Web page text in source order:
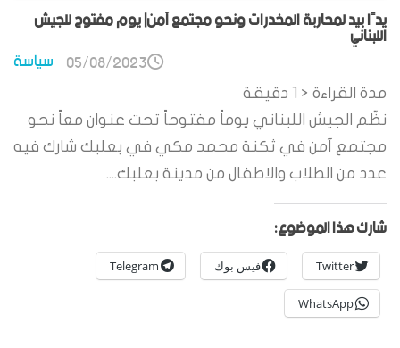
يدًا بيد لمحاربة المخدرات ونحو مجتمع آمن| يوم مفتوح للجيش
اللبناني
سياسة 05/08/2023
مدة القراءة < 1
دقيقة
نظّم الجيش اللبناني يوماً مفتوحاً تحت عنوان معاً نحو
مجتمع آمن في ثكنة محمد مكي في بعلبك شارك فيه
عدد من الطلاب والاطفال من مدينة بعلبك....
شارك هذا الموضوع:
Twitter فيس بوك Telegram
WhatsApp